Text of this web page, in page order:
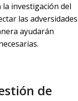
investigación del
las adversidades
ayudarán
de